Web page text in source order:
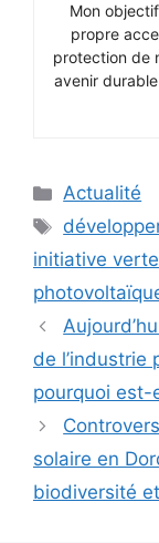
Mon
propre
protection de
avenir
Catégories
Actualité
Étiquettes
initiative verte
de l’industrie
pourquoi est-
solaire en
biodiversité